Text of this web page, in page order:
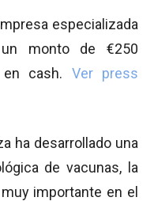
especializada
monto de €250
cash. Ver press
ha desarrollado una
de vacunas, la
importante en el